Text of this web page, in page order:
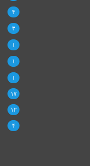
۴
۳
۱
۱
۱
۱۷
۱۲
۴